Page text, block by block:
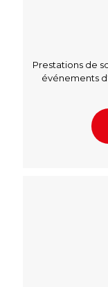
Prestations de
événements